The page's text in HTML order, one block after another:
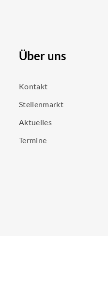
Über uns
Kontakt
Stellenmarkt
Aktuelles
Termine